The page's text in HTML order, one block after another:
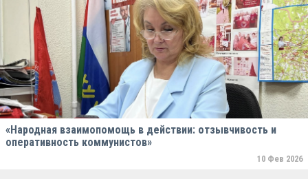
«Народная взаимопомощь в действии: отзывчивость и
оперативность коммунистов»
10 Фев 2026